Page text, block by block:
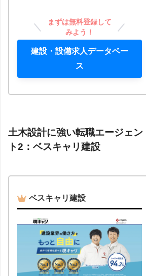
まずは無料登録して
みよう！
建設・設備求人データベー
ス
土木設計に強い転職エージェン
ト2：ベスキャリ建設
ベスキャリ建設